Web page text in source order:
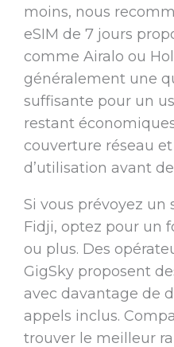
moins, nous
eSIM de 7 jours
comme Airalo ou
généralement une
suffisante pour un
restant
couverture réseau
d’utilisation avant
Si vous prévoyez un
Fidji, optez pour un
ou plus. Des
GigSky proposent
avec davantage de
appels inclus.
trouver le meilleur